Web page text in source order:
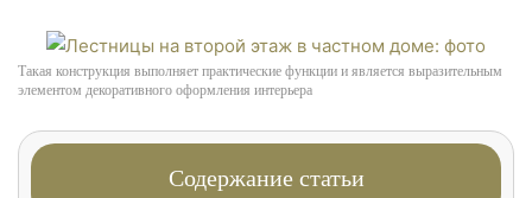
Такая конструкция выполняет практические функции и является выразительным
элементом декоративного оформления интерьера
Содержание статьи